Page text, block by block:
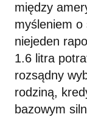
między
myśleniem o
niejeden
1.6 litra
rozsądny
rodziną,
bazowym